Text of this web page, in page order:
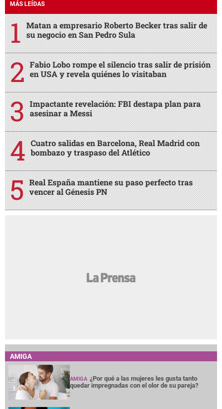
MÁS LEÍDAS
Matan a empresario Roberto Becker tras salir de
su negocio en San Pedro Sula
Fabio Lobo rompe el silencio tras salir de prisión
en USA y revela quiénes lo visitaban
Impactante revelación: FBI destapa plan para
asesinar a Messi
Cuatro salidas en Barcelona, Real Madrid con
bombazo y traspaso del Atlético
Real España mantiene su paso perfecto tras
vencer al Génesis PN
AMIGA
AMIGA ¿Por qué a las mujeres les gusta tanto
quedar impregnadas con el olor de su pareja?